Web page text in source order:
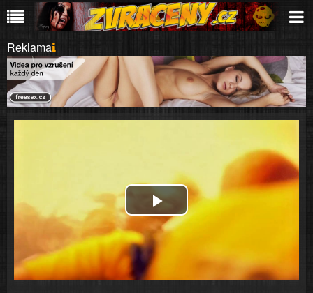
Reklama
Play
Video